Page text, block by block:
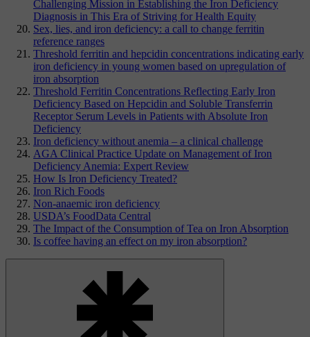
Challenging Mission in Establishing the Iron Deficiency
Diagnosis in This Era of Striving for Health Equity
Sex, lies, and iron deficiency: a call to change ferritin
reference ranges
Threshold ferritin and hepcidin concentrations indicating early
iron deficiency in young women based on upregulation of
iron absorption
Threshold Ferritin Concentrations Reflecting Early Iron
Deficiency Based on Hepcidin and Soluble Transferrin
Receptor Serum Levels in Patients with Absolute Iron
Deficiency
Iron deficiency without anemia – a clinical challenge
AGA Clinical Practice Update on Management of Iron
Deficiency Anemia: Expert Review
How Is Iron Deficiency Treated?
Iron Rich Foods
Non-anaemic iron deficiency
USDA’s FoodData Central
The Impact of the Consumption of Tea on Iron Absorption
Is coffee having an effect on my iron absorption?